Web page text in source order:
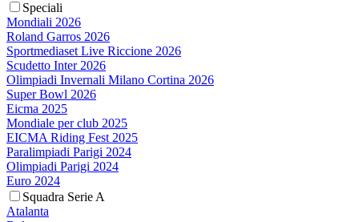
Speciali
Mondiali 2026
Roland Garros 2026
Sportmediaset Live Riccione 2026
Scudetto Inter 2026
Olimpiadi Invernali Milano Cortina 2026
Super Bowl 2026
Eicma 2025
Mondiale per club 2025
EICMA Riding Fest 2025
Paralimpiadi Parigi 2024
Olimpiadi Parigi 2024
Euro 2024
Squadra Serie A
Atalanta